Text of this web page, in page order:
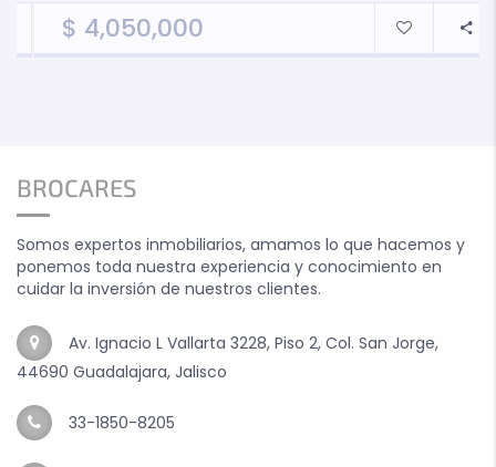
$ 4,050,000
BROCARES
Somos expertos inmobiliarios, amamos lo que hacemos y
ponemos toda nuestra experiencia y conocimiento en
cuidar la inversión de nuestros clientes.
Av. Ignacio L Vallarta 3228, Piso 2, Col. San Jorge,
44690 Guadalajara, Jalisco
33-1850-8205